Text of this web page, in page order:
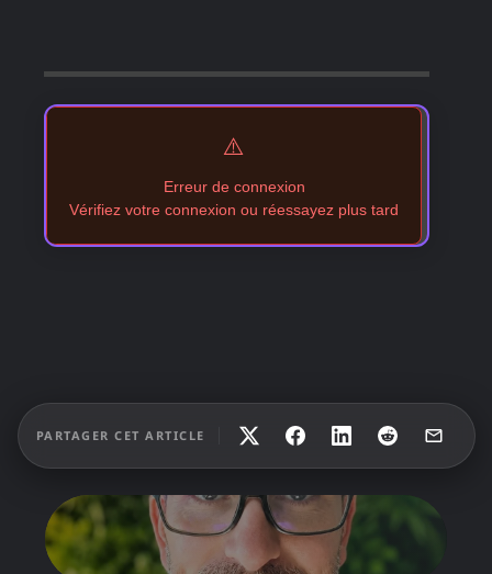
⚠️
Erreur de connexion
Vérifiez votre connexion ou réessayez plus tard
PARTAGER CET ARTICLE